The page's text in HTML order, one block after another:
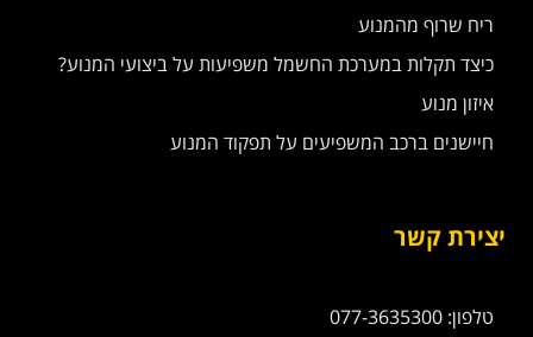
ריח שרוף מהמנוע
כיצד תקלות במערכת החשמל משפיעות על ביצועי המנוע?
איזון מנוע
חיישנים ברכב המשפיעים על תפקוד המנוע
יצירת קשר
טלפון: 077-3635300